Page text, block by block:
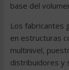
base del
Los fabricantes
en estructuras
multinivel,
distribuidores y